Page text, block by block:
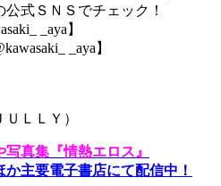
式ＳＮＳでチェック！
_aya】
_aya】
ＬＬＹ）
真集『情熱エロス』
主要電子書店にて配信中！